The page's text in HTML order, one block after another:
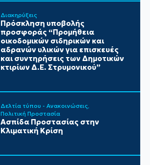
Διακηρύξεις
Πρόσκληση υποβολής
προσφοράς “Προμήθεια
οικοδομικών σιδηρικών και
αδρανών υλικών για επισκευές
και συντηρήσεις των Δημοτικών
κτιρίων Δ.Ε. Στρυμονικού”
Δελτία τύπου - Ανακοινώσεις
Πολιτική Προστασία
Ασπίδα Προστασίας στην
Κλιματική Κρίση